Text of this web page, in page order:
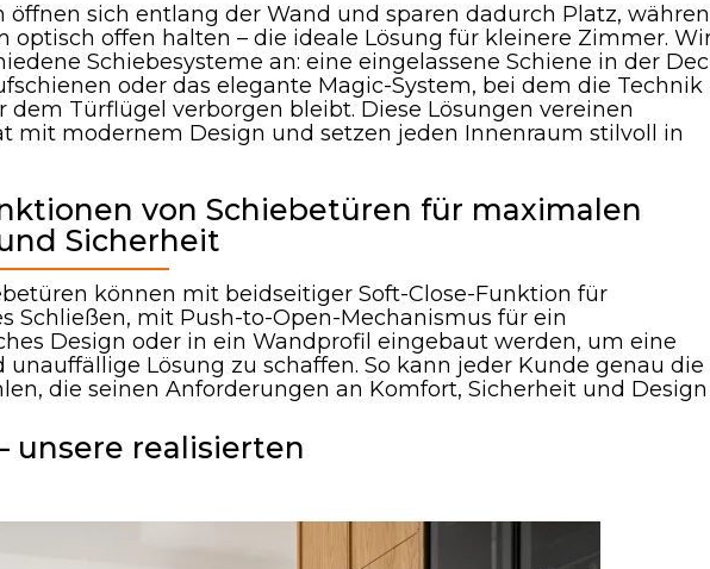
öffnen sich entlang der Wand und sparen dadurch Platz,
optisch offen halten – die ideale Lösung für kleinere Zimmer.
Schiebesysteme an: eine eingelassene Schiene in der
oder das elegante Magic-System, bei dem die Technik
dem Türflügel verborgen bleibt. Diese Lösungen vereinen
mit modernem Design und setzen jeden Innenraum stilvoll in
können mit beidseitiger Soft-Close-Funktion für
Schließen, mit Push-to-Open-Mechanismus für ein
Design oder in ein Wandprofil eingebaut werden, um eine
unauffällige Lösung zu schaffen. So kann jeder Kunde genau die
die seinen Anforderungen an Komfort, Sicherheit und Design
von Schiebetüren für maximalen
Sicherheit
unsere realisierten